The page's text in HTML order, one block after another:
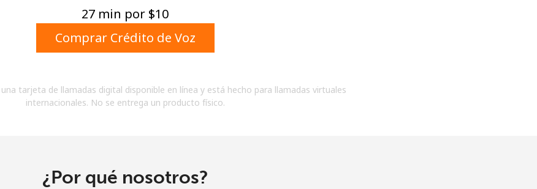
Un caracter especial
acuerdo con estos
Términos y condiciones.
27 min por ⁦$10⁩
Comprar Crédito de Voz
tarjeta de llamadas digital disponible en línea y está hecho para llamadas virtuales
internacionales. No se entrega un producto físico.
¿Por qué nosotros?